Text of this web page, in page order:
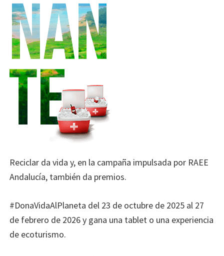
Reciclar da vida y, en la campaña impulsada por RAEE
Andalucía, también da premios.
#DonaVidaAlPlaneta del 23 de octubre de 2025 al 27
de febrero de 2026 y gana una tablet o una experiencia
de ecoturismo.